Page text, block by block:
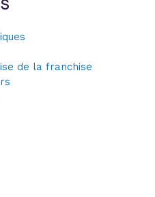
de la franchise